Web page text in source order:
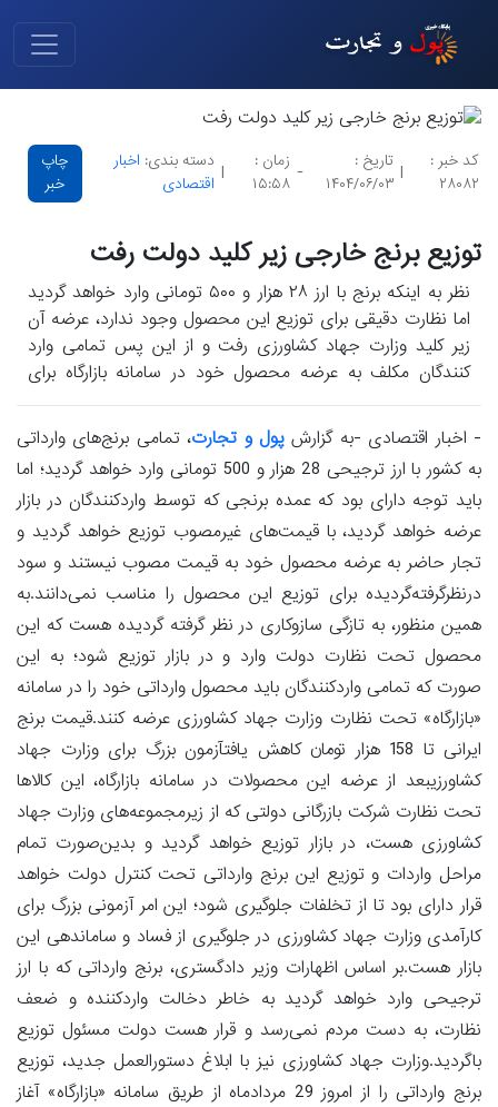
کد خبر :
۲۸۰۸۲
|
تاریخ :
۱۴۰۴/۰۶/۰۳
-
زمان :
۱۵:۵۸
|
دسته بندی: اخبار
اقتصادی
چاپ
خبر
توزیع برنج خارجی زیر کلید دولت رفت
نظر به اینکه برنج با ارز ۲۸ هزار و ۵۰۰ تومانی وارد خواهد گردید
اما نظارت دقیقی برای توزیع این محصول وجود ندارد، عرضه آن
زیر کلید وزارت جهاد کشاورزی رفت و از این پس تمامی وارد
کنندگان مکلف به عرضه محصول خود در سامانه بازارگاه برای
- اخبار اقتصادی -به گزارش پول و تجارت، تمامی برنج‌های وارداتی
به کشور با ارز ترجیحی 28 هزار و 500 تومانی وارد خواهد گردید؛ اما
باید توجه دارای بود که عمده برنجی که توسط واردکنندگان در بازار
عرضه خواهد گردید، با قیمت‌های غیرمصوب توزیع خواهد گردید و
تجار حاضر به عرضه محصول خود به قیمت مصوب نیستند و سود
درنظرگرفته‌گردیده برای توزیع این محصول را مناسب نمی‌دانند.به
همین منظور، به تازگی سازوکاری در نظر گرفته گردیده هست که این
محصول تحت نظارت دولت وارد و در بازار توزیع شود؛ به این
صورت که تمامی واردکنندگان باید محصول وارداتی خود را در سامانه
«بازارگاه» تحت نظارت وزارت جهاد کشاورزی عرضه کنند.قیمت برنج
ایرانی تا 158 هزار تومان کاهش یافتآزمون بزرگ برای وزارت جهاد
کشاورزیبعد از عرضه این محصولات در سامانه بازارگاه، این کالاها
تحت نظارت شرکت بازرگانی دولتی که از زیرمجموعه‌های وزارت جهاد
کشاورزی هست، در بازار توزیع خواهد گردید و بدین‌صورت تمام
مراحل واردات و توزیع این برنج وارداتی تحت کنترل دولت خواهد
قرار دارای بود تا از تخلفات جلوگیری شود؛ این امر آزمونی بزرگ برای
کارآمدی وزارت جهاد کشاورزی در جلوگیری از فساد و ساماندهی این
بازار هست.بر اساس اظهارات وزیر دادگستری، برنج وارداتی که با ارز
ترجیحی وارد خواهد گردید به خاطر دخالت واردکننده و ضعف
نظارت، به دست مردم نمی‌رسد و قرار هست دولت مسئول توزیع
باگردید.وزارت جهاد کشاورزی نیز با ابلاغ دستورالعمل جدید، توزیع
برنج وارداتی را از امروز 29 مردادماه از طریق سامانه «بازارگاه» آغاز